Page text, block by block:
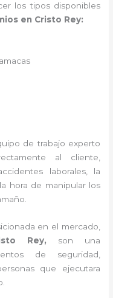
los tipos disponibles
en Cristo Rey:
de trabajo experto
al cliente,
laborales, la
hora de manipular los
en el mercado,
Rey, son una
de seguridad,
que ejecutara